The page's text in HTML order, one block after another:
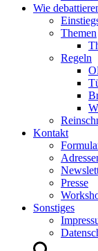
Wie
Themen
Regeln
Kontakt
Presse
Sonstiges